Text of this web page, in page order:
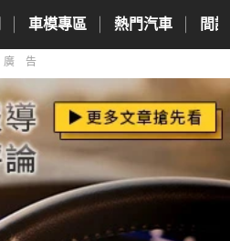
車模專區 熱門汽車 間
廣告